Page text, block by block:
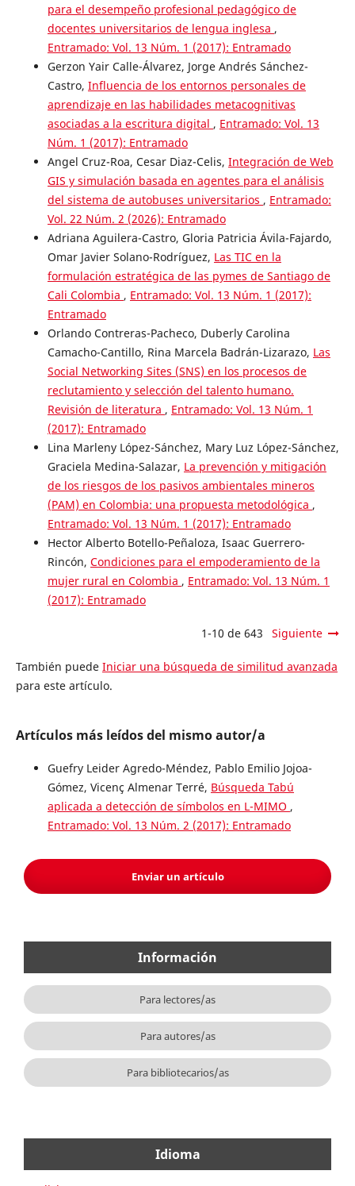
para el desempeño profesional pedagógico de
docentes universitarios de lengua inglesa ,
Entramado: Vol. 13 Núm. 1 (2017): Entramado
Gerzon Yair Calle-Álvarez, Jorge Andrés Sánchez-
Castro, Influencia de los entornos personales de
aprendizaje en las habilidades metacognitivas
asociadas a la escritura digital , Entramado: Vol. 13
Núm. 1 (2017): Entramado
Angel Cruz-Roa, Cesar Diaz-Celis, Integración de Web
GIS y simulación basada en agentes para el análisis
del sistema de autobuses universitarios , Entramado:
Vol. 22 Núm. 2 (2026): Entramado
Adriana Aguilera-Castro, Gloria Patricia Ávila-Fajardo,
Omar Javier Solano-Rodríguez, Las TIC en la
formulación estratégica de las pymes de Santiago de
Cali Colombia , Entramado: Vol. 13 Núm. 1 (2017):
Entramado
Orlando Contreras-Pacheco, Duberly Carolina
Camacho-Cantillo, Rina Marcela Badrán-Lizarazo, Las
Social Networking Sites (SNS) en los procesos de
reclutamiento y selección del talento humano.
Revisión de literatura , Entramado: Vol. 13 Núm. 1
(2017): Entramado
Lina Marleny López-Sánchez, Mary Luz López-Sánchez,
Graciela Medina-Salazar, La prevención y mitigación
de los riesgos de los pasivos ambientales mineros
(PAM) en Colombia: una propuesta metodológica ,
Entramado: Vol. 13 Núm. 1 (2017): Entramado
Hector Alberto Botello-Peñaloza, Isaac Guerrero-
Rincón, Condiciones para el empoderamiento de la
mujer rural en Colombia , Entramado: Vol. 13 Núm. 1
(2017): Entramado
1-10 de 643 Siguiente
También puede Iniciar una búsqueda de similitud avanzada
para este artículo.
Artículos más leídos del mismo autor/a
Guefry Leider Agredo-Méndez, Pablo Emilio Jojoa-
Gómez, Vicenç Almenar Terré, Búsqueda Tabú
aplicada a detección de símbolos en L-MIMO ,
Entramado: Vol. 13 Núm. 2 (2017): Entramado
Enviar un artículo
Información
Para lectores/as
Para autores/as
Para bibliotecarios/as
Idioma